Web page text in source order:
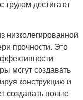
трудом достигают
прочности. Это
могут создавать
конструкцию и
создавать полые